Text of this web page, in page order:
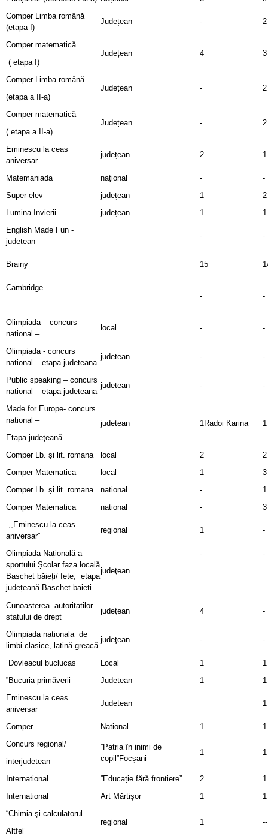
Comper Limba română
(etapa I)
Județean - 2
Comper matematică
( etapa I)
Județean 4 3
Comper Limba română
(etapa a II-a)
Județean - 2
Comper matematică
( etapa a II-a)
Județean - 2
Eminescu la ceas
aniversar
județean 2 1
Matemaniada național -
-
Super-elev
județean 1
2
Lumina Invierii
județean 1
1
English Made Fun -
judetean
- -
Brainy 15
Cambridge
-
-
Olimpiada – concurs
national –
local - -
Olimpiada - concurs
national – etapa judeteana
judetean - -
Public speaking – concurs
national – etapa judeteana
judetean - -
Made for Europe- concurs
national –
Etapa judeţeană
judetean 1Radoi Karina
Comper Lb. și lit. romana local 2
2
Comper Matematica
local 1
3
Comper Lb. și lit. romana
national -
1
Comper Matematica
national -
3
.,,Eminescu la ceas
aniversar”
regional 1 -
Olimpiada Națională a
sportului Școlar faza locală
Baschet băieți/ fete, etapa
județeană Baschet baieti
judeţean
- -
Cunoasterea autoritatilor
statului de drept
judeţean 4 -
Olimpiada nationala de
limbi clasice, latină-greacă
judeţean - -
”Dovleacul buclucas” Local 1
1
”Bucuria primăverii
Judetean 1
1
Eminescu la ceas
aniversar
Judetean 1
Comper National 1
1
Concurs regional/
interjudetean
”Patria în inimi de
copil”Focșani
1 1
International ”Educație fără frontiere” 2
1
International
Art Mărtișor 1
1
“Chimia şi calculatorul…
Altfel”
regional 1 --